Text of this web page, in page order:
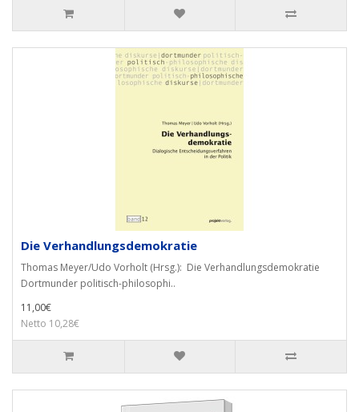
Die Verhandlungsdemokratie
Thomas Meyer/Udo Vorholt (Hrsg.): Die Verhandlungsdemokratie
Dortmunder politisch-philosophi..
11,00€
Netto 10,28€